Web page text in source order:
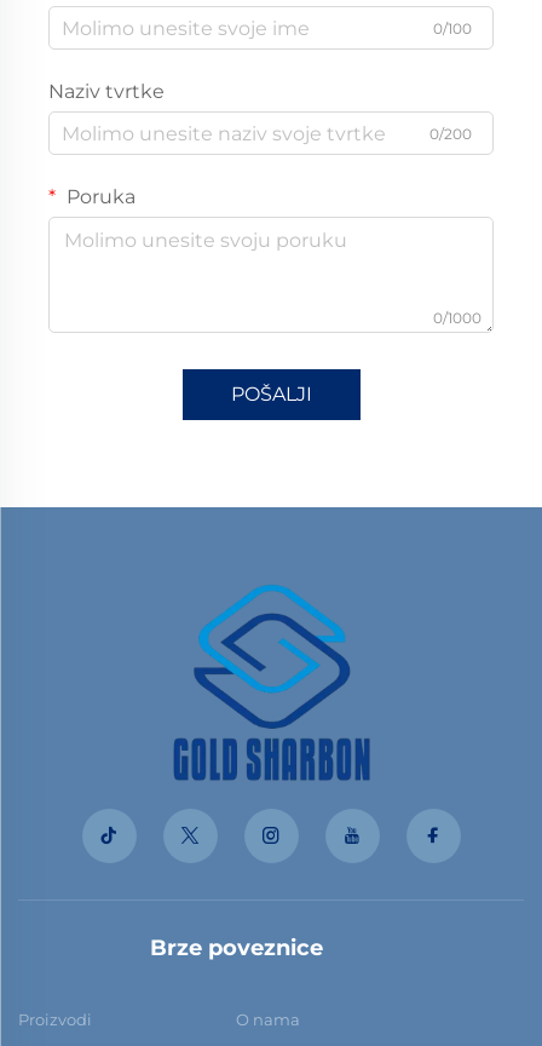
0/100
Naziv tvrtke
0/200
Poruka
0/1000
POŠALJI
Brze poveznice
Proizvodi O nama